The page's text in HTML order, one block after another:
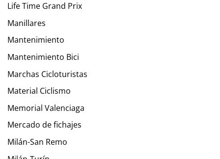
Life Time Grand Prix
Manillares
Mantenimiento
Mantenimiento Bici
Marchas Cicloturistas
Material Ciclismo
Memorial Valenciaga
Mercado de fichajes
Milán-San Remo